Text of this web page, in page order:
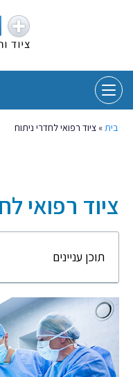
בית»ציוד רפואי לחדרי ניתוח
ציוד רפואי
תוכן עניינים